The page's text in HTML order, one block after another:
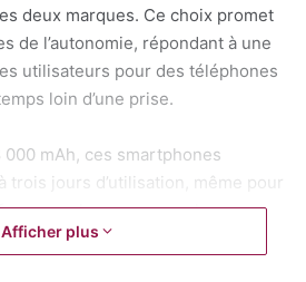
deux marques. Ce choix promet
de l’autonomie, répondant à une
utilisateurs pour des téléphones
loin d’une prise.
mAh, ces smartphones
trois jours d’utilisation, même pour
comme les gamers ou les
Là où la plupart des
Afficher plus